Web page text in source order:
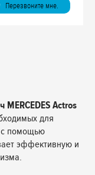
Перезвоните мне.
Actros
для
с помощью
эффективную и